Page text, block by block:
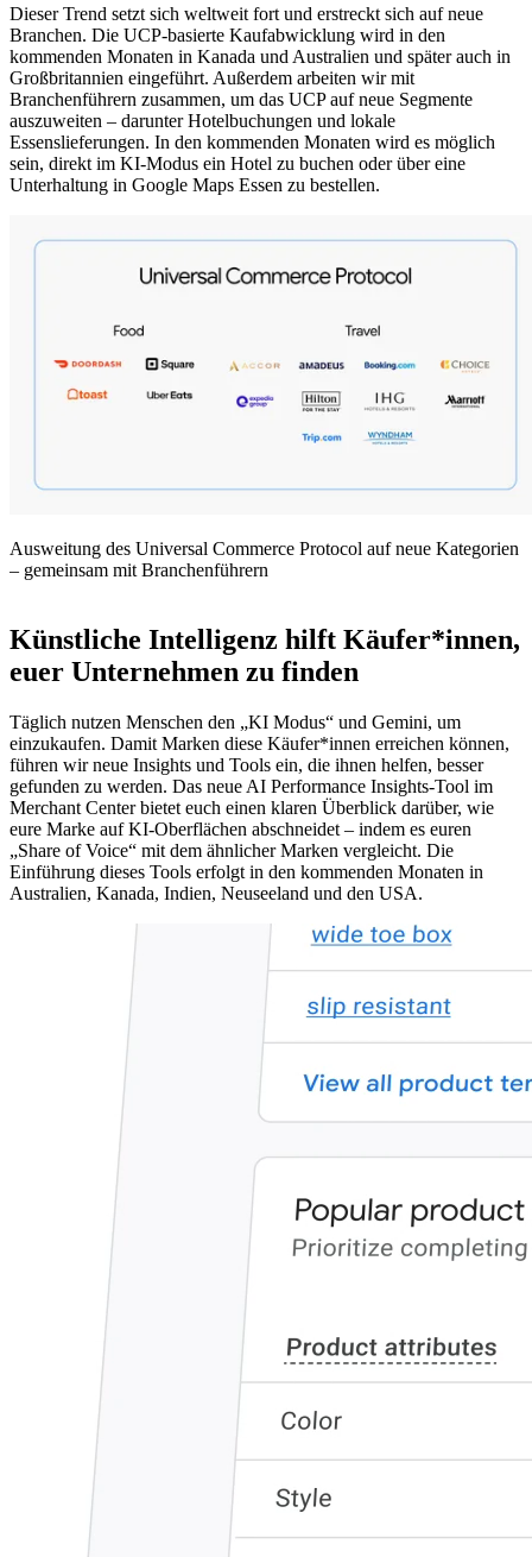
Dieser Trend setzt sich weltweit fort und erstreckt sich auf neue
Branchen. Die UCP-basierte Kaufabwicklung wird in den
kommenden Monaten in Kanada und Australien und später auch in
Großbritannien eingeführt. Außerdem arbeiten wir mit
Branchenführern zusammen, um das UCP auf neue Segmente
auszuweiten – darunter Hotelbuchungen und lokale
Essenslieferungen. In den kommenden Monaten wird es möglich
sein, direkt im KI-Modus ein Hotel zu buchen oder über eine
Unterhaltung in Google Maps Essen zu bestellen.
Ausweitung des Universal Commerce Protocol auf neue Kategorien
– gemeinsam mit Branchenführern
Künstliche Intelligenz hilft Käufer*innen,
euer Unternehmen zu finden
Täglich nutzen Menschen den „KI Modus“ und Gemini, um
einzukaufen. Damit Marken diese Käufer*innen erreichen können,
führen wir neue Insights und Tools ein, die ihnen helfen, besser
gefunden zu werden. Das neue AI Performance Insights-Tool im
Merchant Center bietet euch einen klaren Überblick darüber, wie
eure Marke auf KI-Oberflächen abschneidet – indem es euren
„Share of Voice“ mit dem ähnlicher Marken vergleicht. Die
Einführung dieses Tools erfolgt in den kommenden Monaten in
Australien, Kanada, Indien, Neuseeland und den USA.